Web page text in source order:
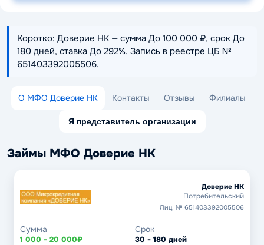
Коротко: Доверие НК — сумма До 100 000 ₽, срок До
180 дней, ставка До 292%. Запись в реестре ЦБ №
651403392005506.
О МФО Доверие НК Контакты Отзывы Филиалы
Я представитель организации
Займы МФО Доверие НК
Доверие НК
Потребительский
Лиц. № 651403392005506
Сумма
1 000 - 20 000₽
Срок
30 - 180 дней